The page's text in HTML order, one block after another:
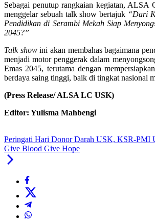
Sebagai penutup rangkaian kegiatan,
menggelar sebuah talk show bertajuk “Dari
Pendidikan di Serambi Mekah Siap
2045?”
Talk showini akan membahas bagaimana
menjadi motor penggerak dalam
Emas 2045, terutama dengan
berdaya saing tinggi, baik di tingkat nasional
(Press Release/ ALSA LC USK)
Editor: Yulisma Mahbengi
Peringati Hari Donor Darah USK, KSR-PMI
Give Blood Give Hope